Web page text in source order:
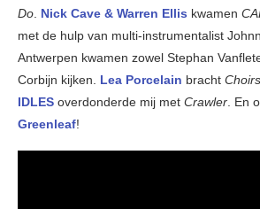
Do. Nick Cave & Warren Ellis kwamen
met de hulp van multi-instrumentalist
Antwerpen kwamen zowel Stephan
Corbijn kijken. Lea Porcelain bracht
IDLES overdonderde mij met Crawler. En
Greenleaf!